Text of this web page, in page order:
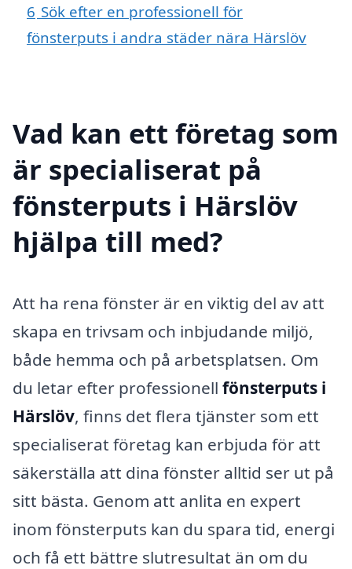
6 Sök efter en professionell för
fönsterputs i andra städer nära Härslöv
Vad kan ett företag som
är specialiserat på
fönsterputs i Härslöv
hjälpa till med?
Att ha rena fönster är en viktig del av att
skapa en trivsam och inbjudande miljö,
både hemma och på arbetsplatsen. Om
du letar efter professionell fönsterputs i
Härslöv, finns det flera tjänster som ett
specialiserat företag kan erbjuda för att
säkerställa att dina fönster alltid ser ut på
sitt bästa. Genom att anlita en expert
inom fönsterputs kan du spara tid, energi
och få ett bättre slutresultat än om du